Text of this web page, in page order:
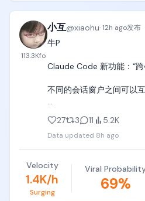
转。
等……！）
了！就差一点！）
[00:26-00:28] 镜头7：终
Shot）
113.3Kfo
小互@xiaohu·12h ago发布
牛P
Claude Code 新功能：“跨
不同的会话窗户之间可以互
有无，
只需告诉另外窗口的
一个摘要（不是您的历史
会话会在任务进行中接手继
跨 Git 工作树（Worktrees
27 3 11 5.2K
Data updated 8h ago
Velocity
1.4K/h
Surging
Viral
69%